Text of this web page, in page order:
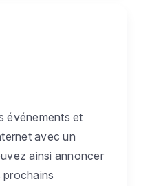
événements et
avec un
ainsi annoncer